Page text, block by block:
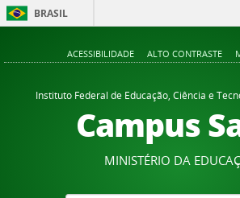
BRASIL
ACESSIBILIDADE ALTO CONTRASTE
Instituto Federal de Educação, Ciência e
Campus
MINISTÉRIO DA